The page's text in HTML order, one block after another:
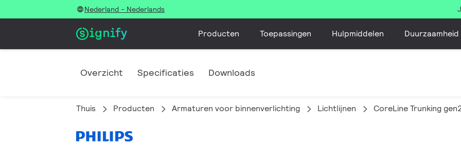
Nederland - Nederlands
Producten Toepassingen Hulpmiddelen Duurzaamheid
Overzicht Specificaties Downloads
Thuis Producten Armaturen voor binnenverlichting Lichtlijnen CoreLine Trunking